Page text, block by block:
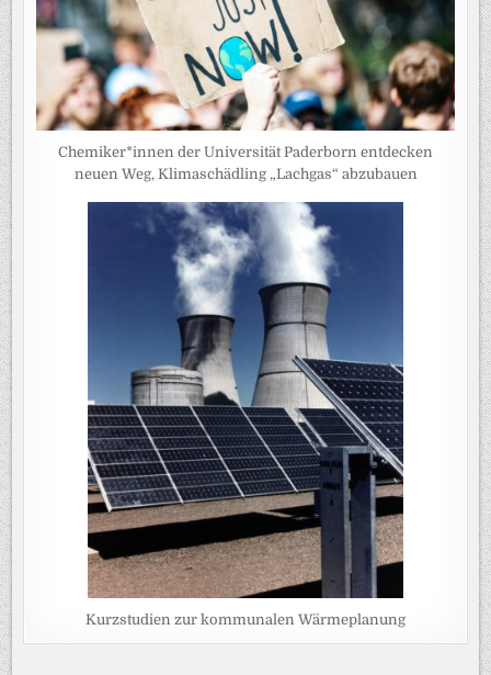
Chemiker*innen der Universität Paderborn entdecken
neuen Weg, Klimaschädling „Lachgas“ abzubauen
Kurzstudien zur kommunalen Wärmeplanung